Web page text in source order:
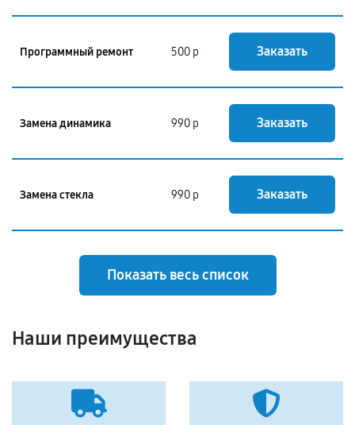
Программный ремонт 500 р Заказать
Замена динамика 990 р Заказать
Замена стекла 990 р Заказать
Показать весь список
Наши преимущества